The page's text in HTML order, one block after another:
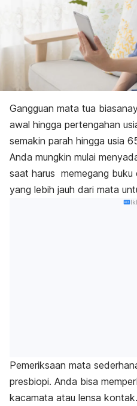
Gangguan mata tua
awal hingga pertengahan
semakin parah hingga usia
Anda mungkin mulai
saat harus memegang
yang lebih jauh dari mata
Pemeriksaan mata
presbiopi. Anda bisa
kacamata atau lensa